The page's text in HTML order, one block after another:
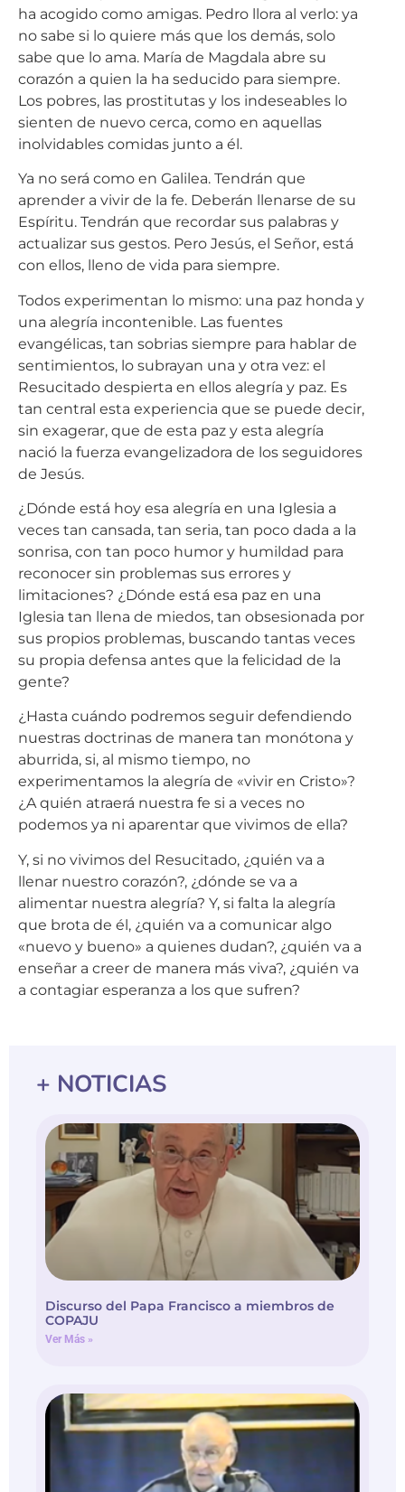
ha acogido como amigas. Pedro llora al verlo: ya
no sabe si lo quiere más que los demás, solo
sabe que lo ama. María de Magdala abre su
corazón a quien la ha seducido para siempre.
Los pobres, las prostitutas y los indeseables lo
sienten de nuevo cerca, como en aquellas
inolvidables comidas junto a él.
Ya no será como en Galilea. Tendrán que
aprender a vivir de la fe. Deberán llenarse de su
Espíritu. Tendrán que recordar sus palabras y
actualizar sus gestos. Pero Jesús, el Señor, está
con ellos, lleno de vida para siempre.
Todos experimentan lo mismo: una paz honda y
una alegría incontenible. Las fuentes
evangélicas, tan sobrias siempre para hablar de
sentimientos, lo subrayan una y otra vez: el
Resucitado despierta en ellos alegría y paz. Es
tan central esta experiencia que se puede decir,
sin exagerar, que de esta paz y esta alegría
nació la fuerza evangelizadora de los seguidores
de Jesús.
¿Dónde está hoy esa alegría en una Iglesia a
veces tan cansada, tan seria, tan poco dada a la
sonrisa, con tan poco humor y humildad para
reconocer sin problemas sus errores y
limitaciones? ¿Dónde está esa paz en una
Iglesia tan llena de miedos, tan obsesionada por
sus propios problemas, buscando tantas veces
su propia defensa antes que la felicidad de la
gente?
¿Hasta cuándo podremos seguir defendiendo
nuestras doctrinas de manera tan monótona y
aburrida, si, al mismo tiempo, no
experimentamos la alegría de «vivir en Cristo»?
¿A quién atraerá nuestra fe si a veces no
podemos ya ni aparentar que vivimos de ella?
Y, si no vivimos del Resucitado, ¿quién va a
llenar nuestro corazón?, ¿dónde se va a
alimentar nuestra alegría? Y, si falta la alegría
que brota de él, ¿quién va a comunicar algo
«nuevo y bueno» a quienes dudan?, ¿quién va a
enseñar a creer de manera más viva?, ¿quién va
a contagiar esperanza a los que sufren?
+ NOTICIAS
Discurso del Papa Francisco a miembros de
COPAJU
Ver Más »